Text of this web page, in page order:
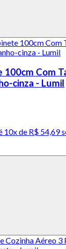
100cm Com
cinza - Lumil
10x de R$ 54,69